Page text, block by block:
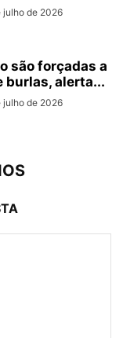
julho de 2026
são forçadas a
burlas, alerta...
julho de 2026